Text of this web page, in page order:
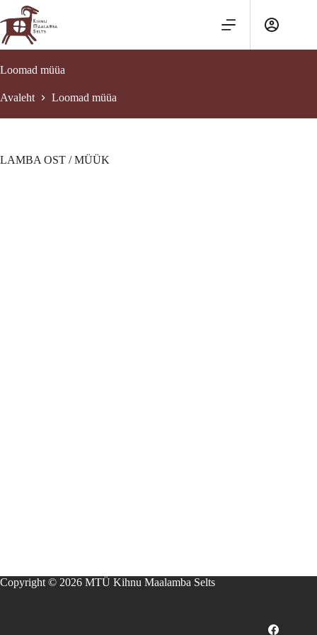
to
content
Loomad müüa
Avaleht Loomad müüa
LAMBA OST / MÜÜK
Copyright © 2026 MTÜ Kihnu Maalamba Selts